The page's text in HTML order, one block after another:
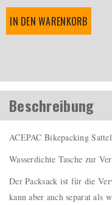
IN DEN WARENKORB
Beschreibung
ACEPAC Bikepacking
Wasserdichte Tasche zur
Der Packsack ist für die
kann aber auch separat als